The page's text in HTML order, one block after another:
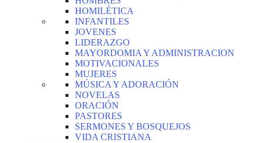
HOMILÉTICA
INFANTILES
JOVENES
LIDERAZGO
MAYORDOMIA Y ADMINISTRACION
MOTIVACIONALES
MUJERES
MÚSICA Y ADORACIÓN
NOVELAS
ORACIÓN
PASTORES
SERMONES Y BOSQUEJOS
VIDA CRISTIANA